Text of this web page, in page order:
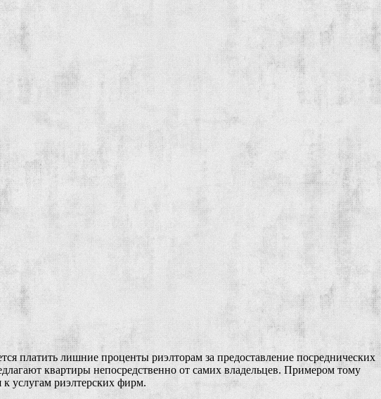
платить лишние проценты риэлторам за предоставление посреднических
квартиры непосредственно от самих владельцев. Примером тому
услугам риэлтерских фирм.